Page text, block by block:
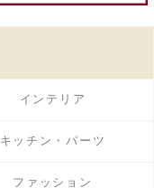
インテリア
キッチン・パーツ
ファッション